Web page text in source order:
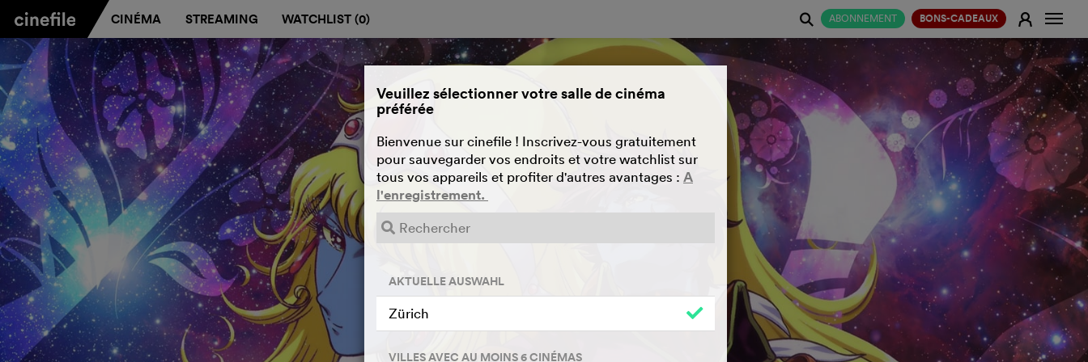
CINÉMA STREAMING WATCHLIST (0) ABONNEMENT BONS-CADEAUX E
j
Veuillez sélectionner votre salle de cinéma
préférée
Bienvenue sur cinefile ! Inscrivez-vous gratuitement
pour sauvegarder vos endroits et votre watchlist sur
tous vos appareils et profiter d'autres avantages : A
l'enregistrement.
AKTUELLE AUSWAHL
Zürich
VILLES AVEC AU MOINS 6 CINÉMAS